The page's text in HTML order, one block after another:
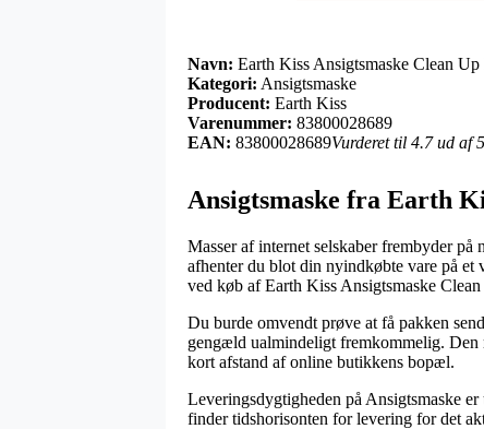
Navn: Earth Kiss Ansigtsmaske Clean
Kategori: Ansigtsmaske
Producent: Earth Kiss
Varenummer: 83800028689
EAN: 83800028689Vurderet til 4.7 ud af
Ansigtsmaske fra Earth
Masser af internet selskaber frembyder
afhenter du blot din nyindkøbte vare på
ved køb af Earth Kiss Ansigtsmaske
Du burde omvendt prøve at få pakken
gengæld ualmindeligt fremkommelig. Den
kort afstand af online butikkens bopæl.
Leveringsdygtigheden på Ansigtsmaske
finder tidshorisonten for levering for det